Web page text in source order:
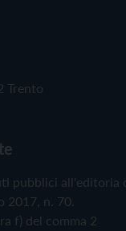
Trento
pubblici all'editoria
2017, n. 70.
f) del comma 2